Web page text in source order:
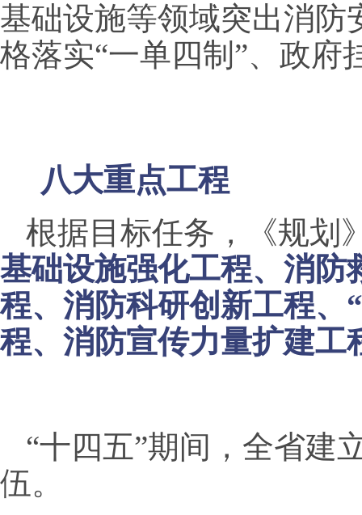
基础设施等领域突出消防
格落实“一单四制”、政府
八大重点工程
根据目标任务，《规划
基础设施强化工程、消防
程、消防科研创新工程、
程、消防宣传力量扩建工
“十四五”期间，全省建
伍。